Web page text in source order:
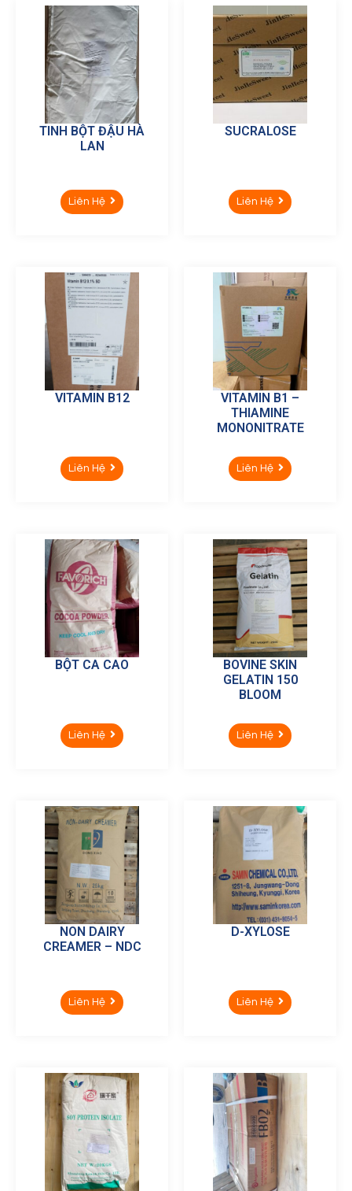
TINH BỘT ĐẬU HÀ
LAN
Liên Hệ
SUCRALOSE
Liên Hệ
VITAMIN B12
Liên Hệ
VITAMIN B1 –
THIAMINE
MONONITRATE
Liên Hệ
BỘT CA CAO
Liên Hệ
BOVINE SKIN
GELATIN 150
BLOOM
Liên Hệ
NON DAIRY
CREAMER – NDC
Liên Hệ
D-XYLOSE
Liên Hệ